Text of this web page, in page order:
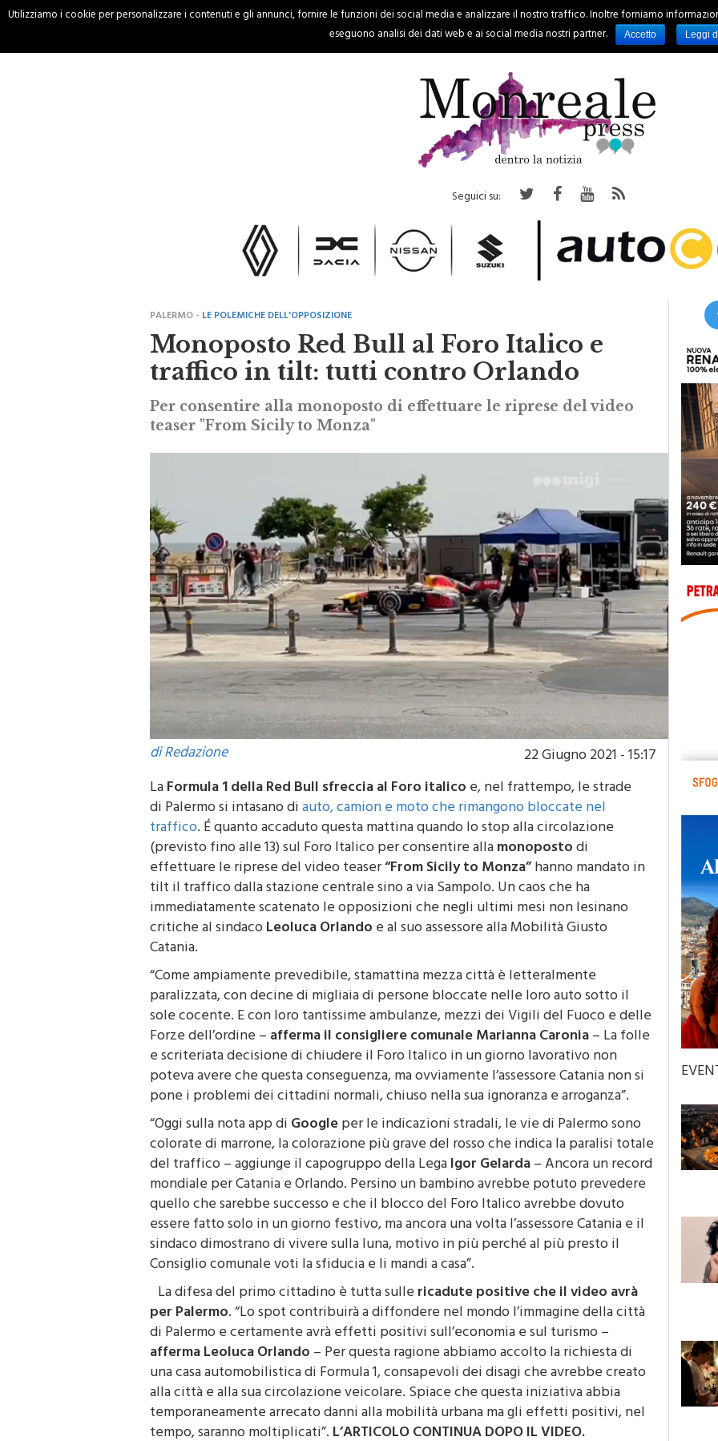
HOME CRONACA PALERMO REGIONE EVENTI RUBRICHE SPORT
Seguici su:
PALERMO - LE POLEMICHE DELL'OPPOSIZIONE
Monoposto Red Bull al Foro Italico e
traffico in tilt: tutti contro Orlando
Per consentire alla monoposto di effettuare le riprese del video
teaser "From Sicily to Monza"
di Redazione
22 Giugno 2021 - 15:17
LaFormula 1 della Red Bull sfreccia al Foro italicoe, nel frattempo, le strade
diPalermosi intasano diauto, camion e moto che rimangono bloccate nel
traffico . É quanto accaduto questa mattina quando lo stop alla circolazione
(previsto fino alle 13) sul Foro Italico per consentire allamonopostodi
effettuare le riprese del video teaser“From Sicily to Monza”hanno mandato in
tilt il traffico dalla stazione centrale sino a via Sampolo. Un caos che ha
immediatamente scatenato le opposizioni che negli ultimi mesi non lesinano
critiche al sindacoLeoluca Orlandoe al suo assessore alla Mobilità Giusto
Catania.
“Come ampiamente prevedibile, stamattina mezza città è letteralmente
paralizzata, con decine di migliaia di persone bloccate nelle loro auto sotto il
sole cocente. E con loro tantissime ambulanze, mezzi dei Vigili del Fuoco e delle
Forze dell’ordine –afferma il consigliere comunale Marianna Caronia– La folle
e scriteriata decisione di chiudere il Foro Italico in un giorno lavorativo non
poteva avere che questa conseguenza, ma ovviamente l’assessore Catania non si
pone i problemi dei cittadini normali, chiuso nella sua ignoranza e arroganza”.
“Oggi sulla nota app diGoogleper le indicazioni stradali, le vie diPalermosono
colorate di marrone, la colorazione più grave del rosso che indica la paralisi totale
del traffico – aggiunge il capogruppo della LegaIgor Gelarda– Ancora un record
mondiale per Catania e Orlando. Persino un bambino avrebbe potuto prevedere
quello che sarebbe successo e che il blocco del Foro Italico avrebbe dovuto
essere fatto solo in un giorno festivo, ma ancora una volta l’assessore Catania e il
sindaco dimostrano di vivere sulla luna, motivo in più perché al più presto il
Consiglio comunale voti la sfiducia e li mandi a casa”.
La difesa del primo cittadino è tutta sullericadute positive che il video avrà
perPalermo . “Lo spot contribuirà a diffondere nel mondo l’immagine della città
diPalermoe certamente avrà effetti positivi sull’economia e sul turismo –
afferma Leoluca Orlando– Per questa ragione abbiamo accolto la richiesta di
una casa automobilistica di Formula 1, consapevoli dei disagi che avrebbe creato
alla città e alla sua circolazione veicolare. Spiace che questa iniziativa abbia
temporaneamente arrecato danni alla mobilità urbana ma gli effetti positivi, nel
tempo, saranno moltiplicati”. L’ARTICOLO CONTINUA DOPO IL VIDEO.
Utilizziamo i cookie per personalizzare i contenuti e gli annunci, fornire le funzioni dei social media e analizzare il nostro traffico. Inoltre forniamo
eseguono analisi dei dati web e ai social media nostri partner.
Accetto Leggi